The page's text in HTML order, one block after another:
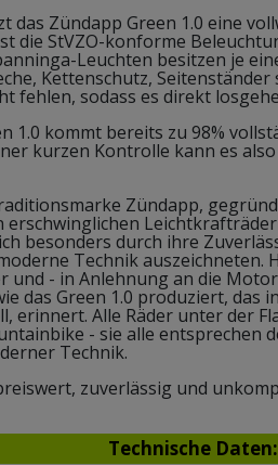
das Zündapp Green 1.0 eine
die StVZO-konforme
Leuchten besitzen je
Kettenschutz, Seitenständer
fehlen, sodass es direkt
1.0 kommt bereits zu 98%
kurzen Kontrolle kann es
Zündapp,
besonders durch ihre
Technik auszeichneten.
und - in Anlehnung an die
das Green 1.0 produziert, das
erinnert. Alle Räder unter der
- sie alle entsprechen
Technik.
zuverlässig und
Technische Daten: